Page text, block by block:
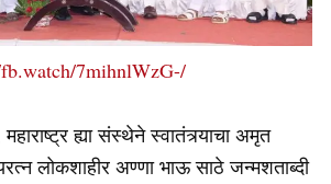
7mihnlWzG-/
ह्या संस्थेने स्वातंत्र्याचा अमृत
लोकशाहीर अण्णा भाऊ साठे जन्मशताब्दी